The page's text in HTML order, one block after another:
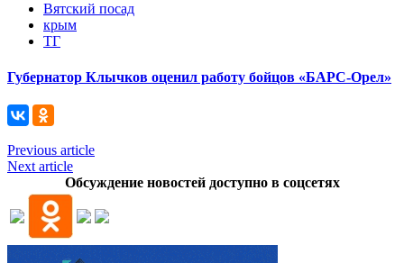
Вятский посад
крым
ТГ
Губернатор Клычков оценил работу бойцов «БАРС-Орел»
Previous article
Next article
Обсуждение новостей доступно в соцсетях